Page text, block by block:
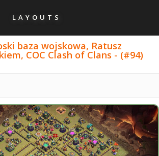
LAYOUTS
baza wojskowa, Ratusz
COC Clash of Clans - (#94)